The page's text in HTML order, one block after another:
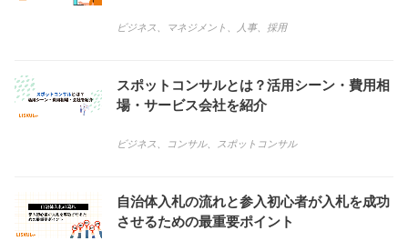
ビジネス マネジメント 人事、 採用
スポットコンサルとは？活用シーン・費用相
場・サービス会社を紹介
ビジネス コンサル、 スポットコンサル
自治体入札の流れと参入初心者が入札を成功
させるための最重要ポイント